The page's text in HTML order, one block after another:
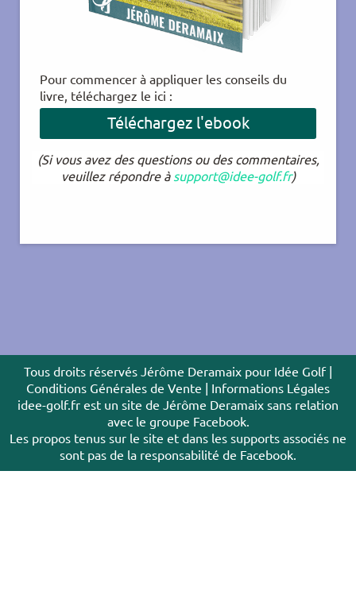
Pour commencer à appliquer les conseils du
livre, téléchargez le ici :
Téléchargez l'ebook
(Si vous avez des questions ou des commentaires,
veuillez répondre à support@idee-golf.fr)
Tous droits réservés Jérôme Deramaix pour Idée Golf |
Conditions Générales de Vente | Informations Légales
idee-golf.fr est un site de Jérôme Deramaix sans relation
avec le groupe Facebook.
Les propos tenus sur le site et dans les supports associés ne
sont pas de la responsabilité de Facebook.